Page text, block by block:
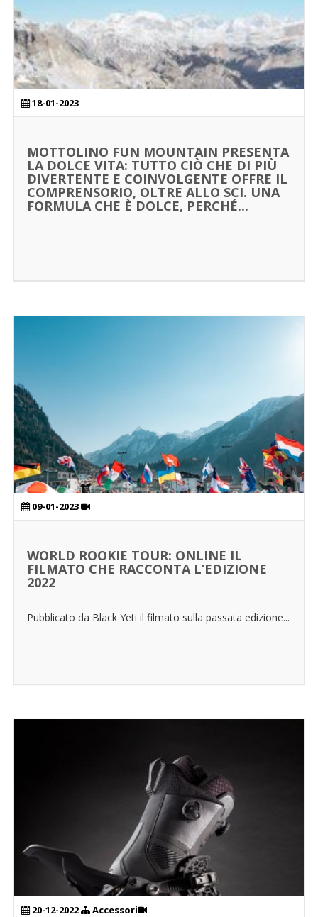
18-01-2023
MOTTOLINO FUN MOUNTAIN PRESENTA
LA DOLCE VITA: TUTTO CIÒ CHE DI PIÙ
DIVERTENTE E COINVOLGENTE OFFRE IL
COMPRENSORIO, OLTRE ALLO SCI. UNA
FORMULA CHE È DOLCE, PERCHÉ...
09-01-2023
WORLD ROOKIE TOUR: ONLINE IL
FILMATO CHE RACCONTA L’EDIZIONE
2022
Pubblicato da Black Yeti il filmato sulla passata edizione...
20-12-2022 Accessori